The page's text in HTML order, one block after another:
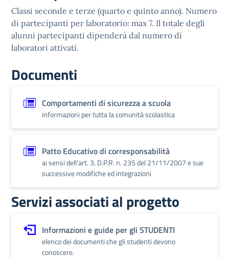
Classi seconde e terze (quarto e quinto anno). Numero
di partecipanti per laboratorio: max 7. Il totale degli
alunni partecipanti dipenderà dal numero di
laboratori attivati.
Documenti
Comportamenti di sicurezza a scuola
informazioni per tutta la comunità scolastica
Patto Educativo di corresponsabilità
ai sensi dell’art. 3, D.P.R. n. 235 del 21/11/2007 e sue
successive modifiche ed integrazioni
Servizi associati al progetto
Informazioni e guide per gli STUDENTI
elenco dei documenti che gli studenti devono
conoscere.